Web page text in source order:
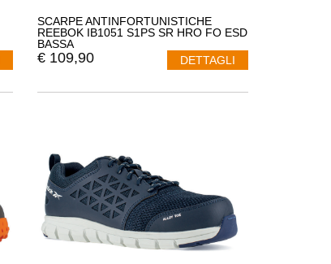
SCARPE ANTINFORTUNISTICHE
REEBOK IB1051 S1PS SR HRO FO ESD
BASSA
€ 109,90 DETTAGLI